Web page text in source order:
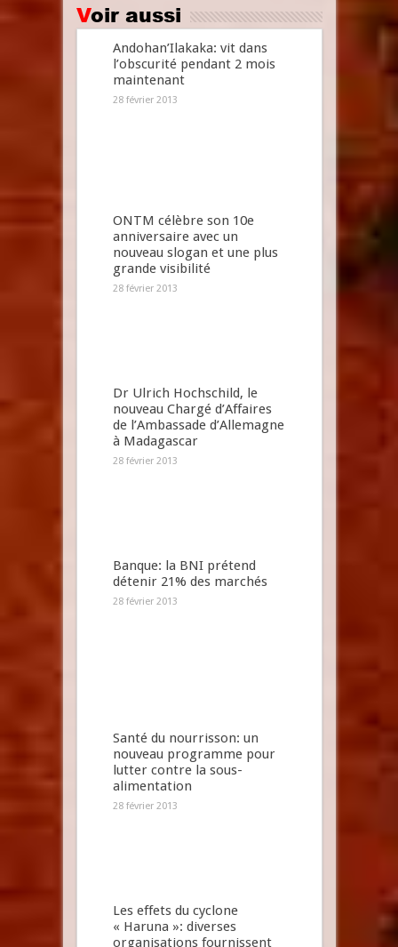
Voir aussi
Andohan’Ilakaka: vit dans
l’obscurité pendant 2 mois
maintenant
28 février 2013
ONTM célèbre son 10e
anniversaire avec un
nouveau slogan et une plus
grande visibilité
28 février 2013
Dr Ulrich Hochschild, le
nouveau Chargé d’Affaires
de l’Ambassade d’Allemagne
à Madagascar
28 février 2013
Banque: la BNI prétend
détenir 21% des marchés
28 février 2013
Santé du nourrisson: un
nouveau programme pour
lutter contre la sous-
alimentation
28 février 2013
Les effets du cyclone
« Haruna »: diverses
organisations fournissent